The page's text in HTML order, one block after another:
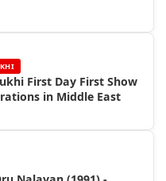
First Day First Show
in Middle East